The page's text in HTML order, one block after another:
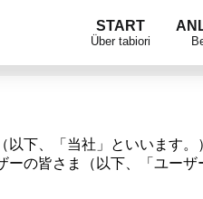
START
Über tabiori
下、「当社」といいます
の皆さま（以下、「ユー